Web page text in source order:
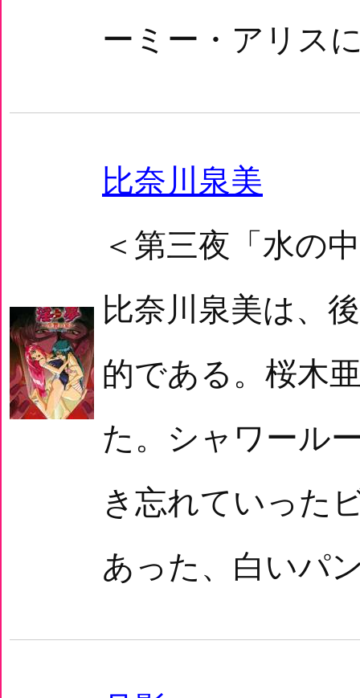
ーミー・アリス
比奈川泉美
＜第三夜「水の
比奈川泉美は、
的である。桜木
た。シャワール
き忘れていった
あった、白いパ